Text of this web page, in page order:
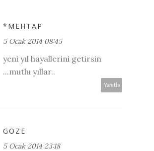
*MEHTAP
5 Ocak 2014 08:45
yeni yıl hayallerini getirsin
...mutlu yıllar..
Yanıtla
GOZE
5 Ocak 2014 23:18